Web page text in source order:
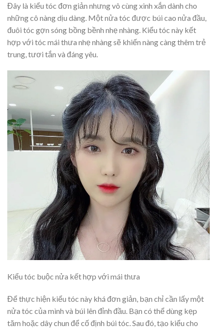
Đây là kiểu tóc đơn giản nhưng vô cùng xinh xắn dành cho
những cô nàng dịu dàng. Một nửa tóc được búi cao nửa đầu,
đuôi tóc gợn sóng bồng bềnh nhẹ nhàng. Kiểu tóc này kết
hợp với tóc mái thưa nhẹ nhàng sẽ khiến nàng càng thêm trẻ
trung, tươi tắn và đáng yêu.
Kiểu tóc buộc nửa kết hợp với mái thưa
Để thực hiện kiểu tóc này khá đơn giản, bạn chỉ cần lấy một
nửa tóc của mình và búi lên đỉnh đầu. Bạn có thể dùng kẹp
tăm hoặc dây chun để cố định búi tóc. Sau đó, tạo kiểu cho